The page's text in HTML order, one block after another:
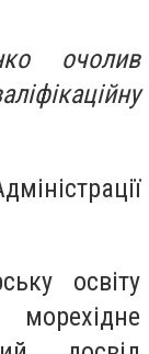
очолив
освіту